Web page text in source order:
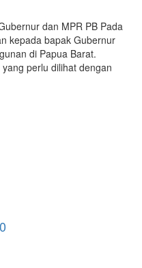
dan MPR PB Pada
kepada bapak Gubernur
di Papua Barat.
perlu dilihat dengan